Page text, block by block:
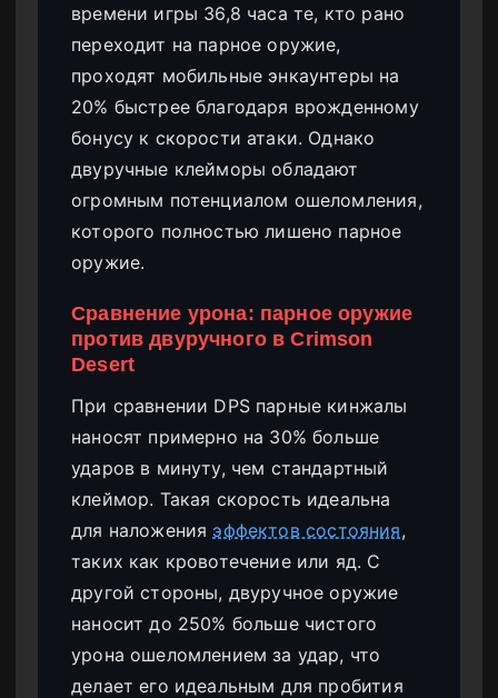
времени игры 36,8 часа те, кто рано
переходит на парное оружие,
проходят мобильные энкаунтеры на
20% быстрее благодаря врожденному
бонусу к скорости атаки. Однако
двуручные клейморы обладают
огромным потенциалом ошеломления,
которого полностью лишено парное
оружие.
Сравнение урона: парное оружие
против двуручного в Crimson
Desert
При сравнении DPS парные кинжалы
наносят примерно на 30% больше
ударов в минуту, чем стандартный
клеймор. Такая скорость идеальна
для наложения эффектов состояния,
таких как кровотечение или яд. С
другой стороны, двуручное оружие
наносит до 250% больше чистого
урона ошеломлением за удар, что
делает его идеальным для пробития